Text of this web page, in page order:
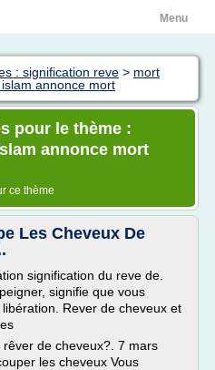
Menu
: signification reve > mort
annonce mort
pour le thème :
annonce mort
ce thème
Les Cheveux De
signification du reve de.
signifie que vous
Rever de cheveux et
de cheveux?. 7 mars
les cheveux Vous